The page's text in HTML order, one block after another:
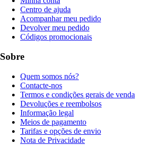
Centro de ajuda
Acompanhar meu pedido
Devolver meu pedido
Códigos promocionais
Sobre
Quem somos nós?
Contacte-nos
Termos e condições gerais de venda
Devoluções e reembolsos
Informação legal
Meios de pagamento
Tarifas e opções de envio
Nota de Privacidade